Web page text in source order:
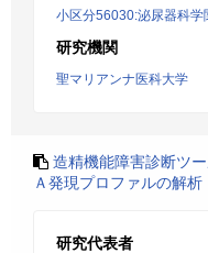
小区分56030:泌尿器科学
研究機関
聖マリアンナ医科大学
造精機能障害診断ツ
Ａ発現プロファルの解析
研究代表者